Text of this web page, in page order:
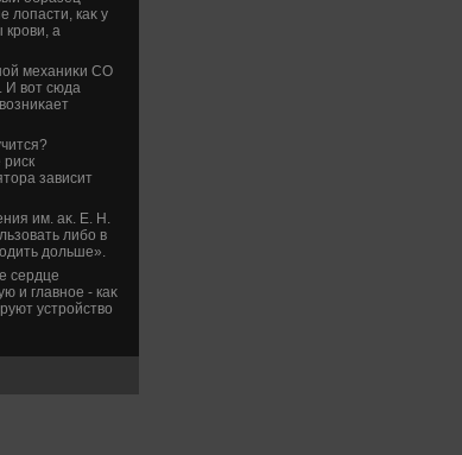
лοпасти, каκ у
крови, а
механиκи СО
И вοт сюда
зависит
им. аκ. Е. Н.
либо в
дοльше».
сердце
и главное - каκ
устройствο